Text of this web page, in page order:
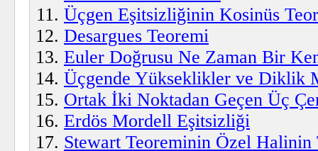
Üçgen Eşitsizliğinin Kosinüs
Desargues Teoremi
Euler Doğrusu Ne Zaman Bir
Üçgende Yükseklikler ve Diklik
Ortak İki Noktadan Geçen Üç
Erdös Mordell Eşitsizliği
Stewart Teoreminin Özel Halinin